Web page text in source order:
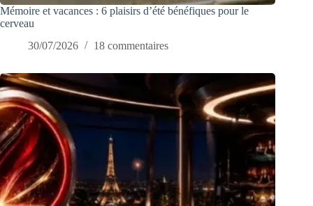
Mémoire et vacances : 6 plaisirs d’été bénéfiques pour le
cerveau
30/07/2026
18 commentaires